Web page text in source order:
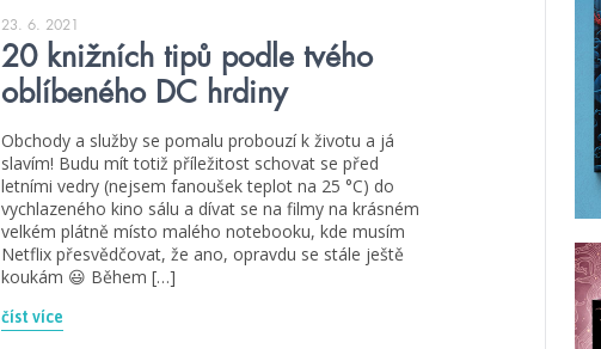
23. 6. 2021
20 knižních tipů podle tvého
oblíbeného DC hrdiny
Obchody a služby se pomalu probouzí k životu a já
slavím! Budu mít totiž příležitost schovat se před
letními vedry (nejsem fanoušek teplot na 25 °C) do
vychlazeného kino sálu a dívat se na filmy na krásném
velkém plátně místo malého notebooku, kde musím
Netflix přesvědčovat, že ano, opravdu se stále ještě
koukám 😃 Během […]
číst více